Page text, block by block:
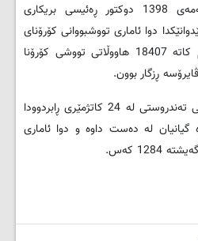
ڕۆژی پێنجشەمە 29ی ڕەشەمەی 1398 دوکتور ڕەئیسی بریکاری
دوا ئاماری تووشبووانی کۆرۆنای
ڕاگەیاند و بەو پێیەش تا ئەم کاتە 18407 هاووڵاتی تووشی کۆرۆنا
هەر بە پێی ئامارەکەی وەزارەتی تەندروستی لە 24 کاتژمێری ڕابردوودا
گیانیان لە دەست داوە و دوا ئاماری
کەس.